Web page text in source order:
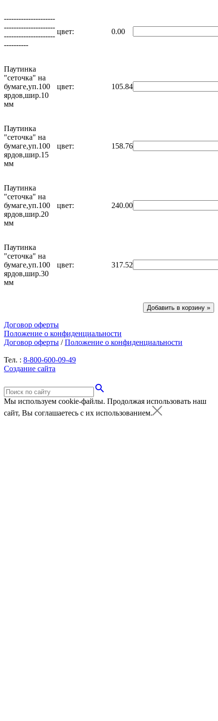
---------------------
---------------------
---------------------
----------
цвет: 0.00
Паутинка
"сеточка" на
бумаге,уп.100
ярдов,шир.10
мм
цвет: 105.84
Паутинка
"сеточка" на
бумаге,уп.100
ярдов,шир.15
мм
цвет: 158.76
Паутинка
"сеточка" на
бумаге,уп.100
ярдов,шир.20
мм
цвет: 240.00
Паутинка
"сеточка" на
бумаге,уп.100
ярдов,шир.30
мм
цвет: 317.52
Договор оферты
Положение о конфиденциальности
Договор оферты /Положение о конфиденциальности
Тел. : 8-800-600-09-49
Создание сайта
search
Мы используем cookie-файлы. Продолжая использовать наш
сайт, Вы соглашаетесь с их использованием.